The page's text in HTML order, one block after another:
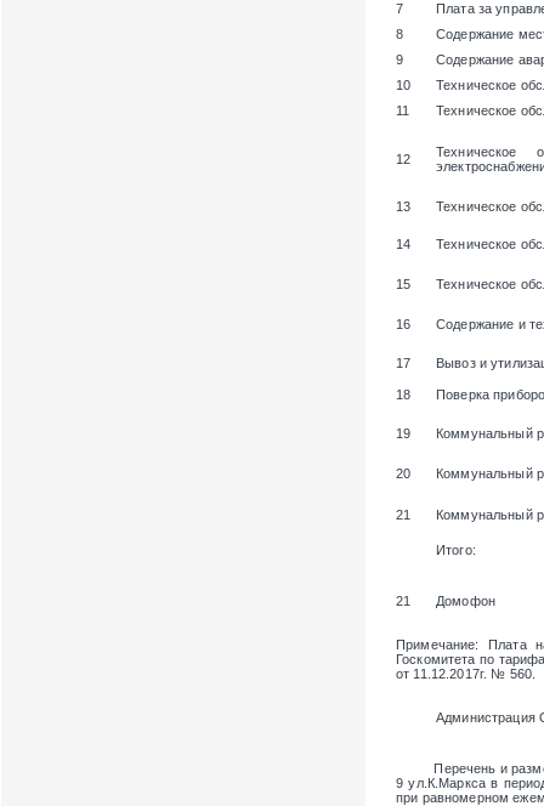
7
Плата за
8
Содержание
9
Содержание
10
Техническое
11
Техническое
12
Техническое
13 Техническое
14 Техническое
15 Техническое
16 Содержание и
17 Вывоз и
18 Поверка
19 Коммунальный
20 Коммунальный
21 Коммунальный
Итого:
21 Домофон
Примечание: Плата
Госкомитета по
от 11.12.2017г. № 560.
Администрация
Перечень и размер
9 ул.К.Марксав
при равномерном